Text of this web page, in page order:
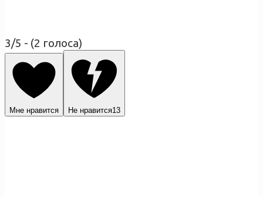
3/5 - (2 голоса)
Мне нравится Не нравится13